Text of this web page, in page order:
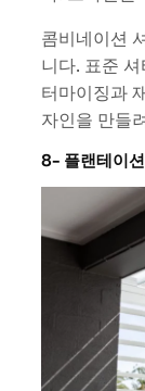
콤비네이션
니다. 표준
터마이징과
자인을 만들
8- 플랜테이